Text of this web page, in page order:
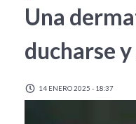
Una
ducharse
14 ENERO 2025 - 18:37